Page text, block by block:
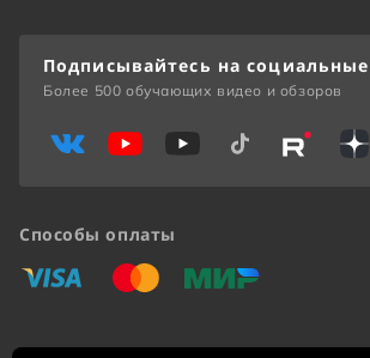
Способы оплаты
«Виза» «Мастеркард»
«Мир»
Подписывайтесь на социальные
Более 500 обучающих видео и обзоров